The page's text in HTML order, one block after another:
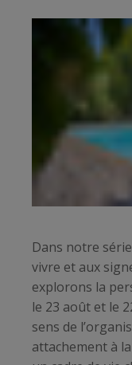
Dans notre
vivre et aux
explorons la
le 23 août et le
sens de
attachement à